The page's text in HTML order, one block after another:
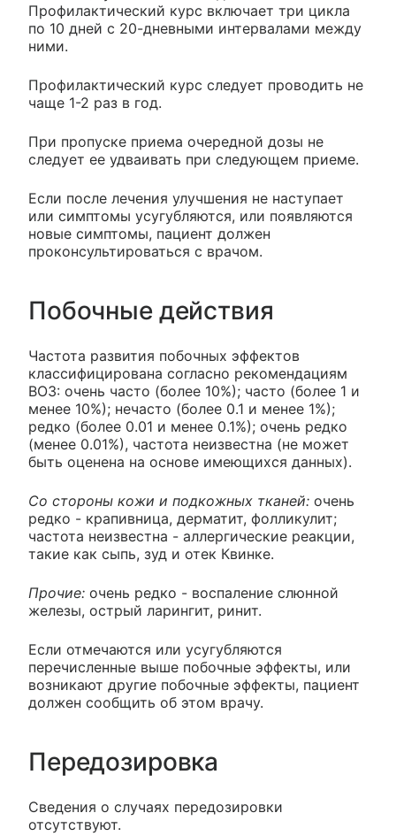
Профилактический курс включает три цикла
по 10 дней с 20-дневными интервалами между
ними.
Профилактический курс следует проводить не
чаще 1-2 раз в год.
При пропуске приема очередной дозы не
следует ее удваивать при следующем приеме.
Если после лечения улучшения не наступает
или симптомы усугубляются, или появляются
новые симптомы, пациент должен
проконсультироваться с врачом.
Побочные действия
Частота развития побочных эффектов
классифицирована согласно рекомендациям
ВОЗ: очень часто (более 10%); часто (более 1 и
менее 10%); нечасто (более 0.1 и менее 1%);
редко (более 0.01 и менее 0.1%); очень редко
(менее 0.01%), частота неизвестна (не может
быть оценена на основе имеющихся данных).
Со стороны кожи и подкожных тканей: очень
редко - крапивница, дерматит, фолликулит;
частота неизвестна - аллергические реакции,
такие как сыпь, зуд и отек Квинке.
Прочие: очень редко - воспаление слюнной
железы, острый ларингит, ринит.
Если отмечаются или усугубляются
перечисленные выше побочные эффекты, или
возникают другие побочные эффекты, пациент
должен сообщить об этом врачу.
Передозировка
Сведения о случаях передозировки
отсутствуют.